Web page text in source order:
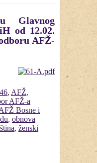
Glavnog
od 12.02.
AFŽ-
, AFŽ,
AFŽ-a
Bosne i
, obnova
, ženski